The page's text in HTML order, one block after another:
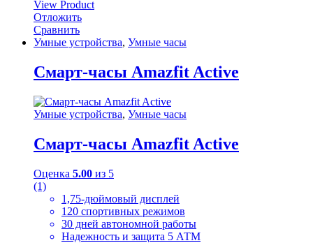
View Product
Отложить
Сравнить
Умные устройства, Умные часы
Cмарт-часы Amazfit Active
Умные устройства, Умные часы
Cмарт-часы Amazfit Active
Оценка 5.00 из 5
(1)
1,75-дюймовый дисплей
120 спортивных режимов
30 дней автономной работы
Надежность и защита 5 АТМ